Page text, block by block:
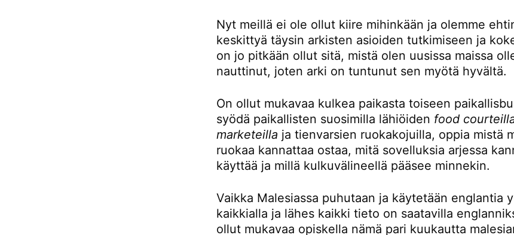
Nyt meillä ei ole ollut kiire mihinkään ja olemme
keskittyä täysin arkisten asioiden tutkimiseen ja
on jo pitkään ollut sitä, mistä olen uusissa maissa
nauttinut, joten arki on tuntunut sen myötä hyvältä.
On ollut mukavaa kulkea paikasta toiseen
syödä paikallisten suosimilla lähiöiden food
marketeilla ja tienvarsien ruokakojuilla, oppia mistä
ruokaa kannattaa ostaa, mitä sovelluksia arjessa
käyttää ja millä kulkuvälineellä pääsee minnekin.
Vaikka Malesiassa puhutaan ja käytetään englantia
kaikkialla ja lähes kaikki tieto on saatavilla
ollut mukavaa opiskella nämä pari kuukautta